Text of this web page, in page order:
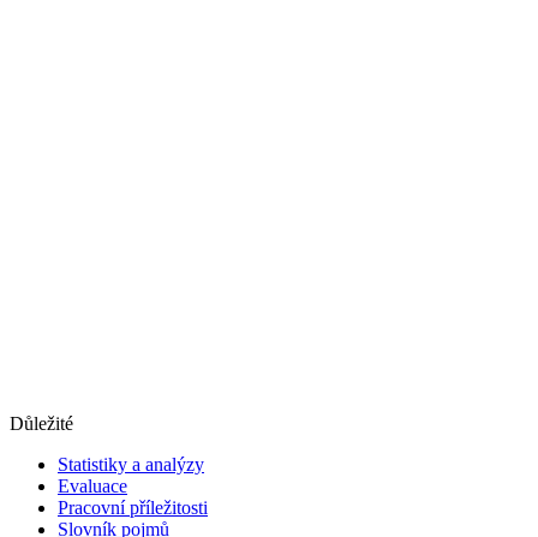
Důležité
Statistiky a analýzy
Evaluace
Pracovní příležitosti
Slovník pojmů